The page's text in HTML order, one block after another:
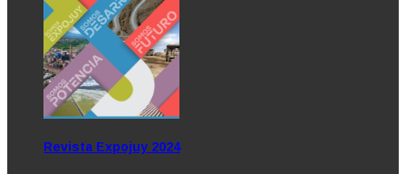
Revista Expojuy 2024